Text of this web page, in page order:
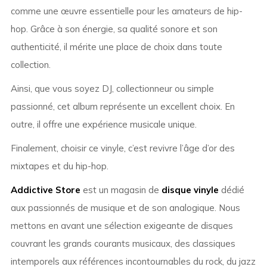
comme une œuvre essentielle pour les amateurs de hip-
hop. Grâce à son énergie, sa qualité sonore et son
authenticité, il mérite une place de choix dans toute
collection.
Ainsi, que vous soyez DJ, collectionneur ou simple
passionné, cet album représente un excellent choix. En
outre, il offre une expérience musicale unique.
Finalement, choisir ce vinyle, c’est revivre l’âge d’or des
mixtapes et du hip-hop.
Addictive Store est un magasin de disque vinyle dédié
aux passionnés de musique et de son analogique. Nous
mettons en avant une sélection exigeante de disques
couvrant les grands courants musicaux, des classiques
intemporels aux références incontournables du rock, du jazz